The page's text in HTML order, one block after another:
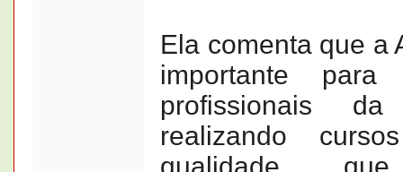
Ela comenta que a
importante
profissionais
realizando